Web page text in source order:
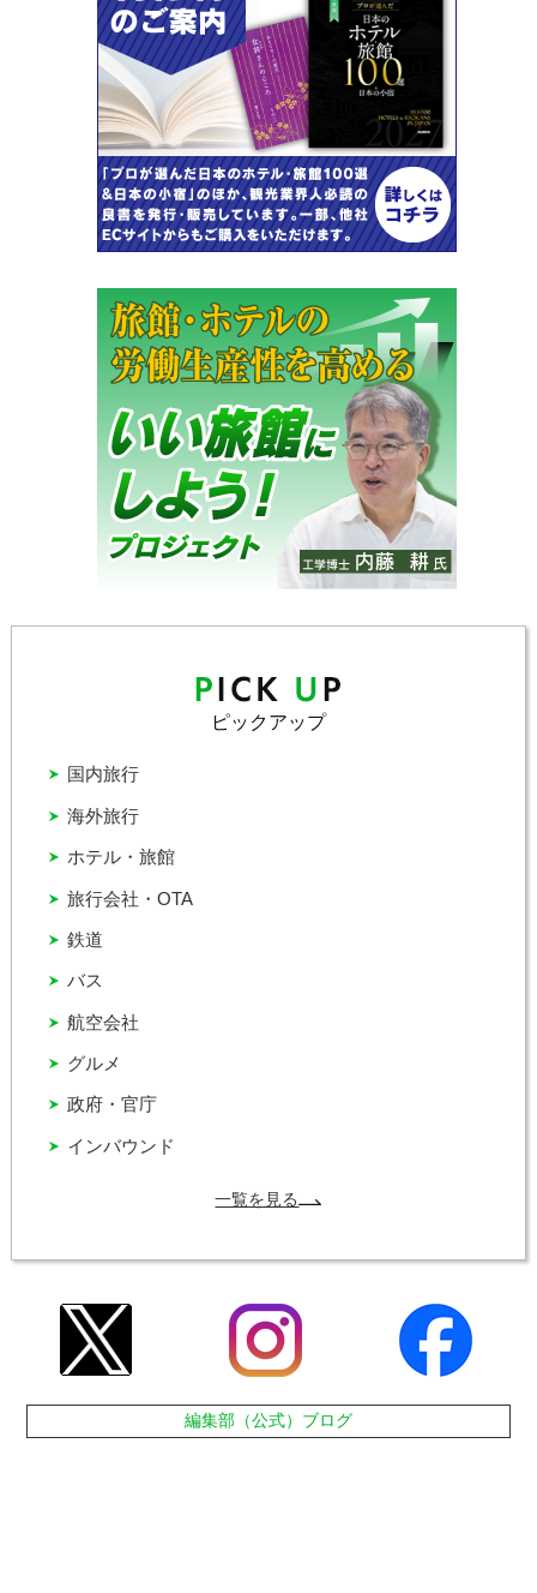
ピックアップ
インバウンド
グルメ
バス
ホテル・旅館
国内旅行
政府・官庁
旅行会社・OTA
海外旅行
航空会社
鉄道
一覧を見る
編集部（公式）ブログ